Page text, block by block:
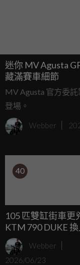
迷你 MV Agusta
藏滿賽車細節
MV Agusta 官方委
登場。
Webber
40
105 匹雙缸街車更
KTM 790 DUKE 換
家族臉孔、減重2公
Webber
2026/06/23